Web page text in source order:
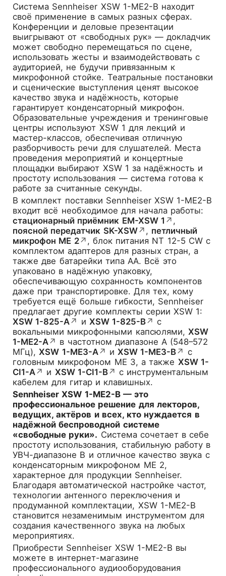
Система Sennheiser XSW 1-ME2-B находит
своё применение в самых разных сферах.
Конференции и деловые презентации
выигрывают от «свободных рук» — докладчик
может свободно перемещаться по сцене,
использовать жесты и взаимодействовать с
аудиторией, не будучи привязанным к
микрофонной стойке. Театральные постановки
и сценические выступления ценят высокое
качество звука и надёжность, которые
гарантирует конденсаторный микрофон.
Образовательные учреждения и тренинговые
центры используют XSW 1 для лекций и
мастер-классов, обеспечивая отличную
разборчивость речи для слушателей. Места
проведения мероприятий и концертные
площадки выбирают XSW 1 за надёжность и
простоту использования — система готова к
работе за считанные секунды.
В комплект поставки Sennheiser XSW 1-ME2-B
входит всё необходимое для начала работы:
стационарный приёмник EM-XSW 1 ↗ ,
поясной передатчик SK-XSW↗ , петличный
микрофон ME 2↗ , блок питания NT 12-5 CW с
комплектом адаптеров для разных стран, а
также две батарейки типа AA. Всё это
упаковано в надёжную упаковку,
обеспечивающую сохранность компонентов
даже при транспортировке. Для тех, кому
требуется ещё больше гибкости, Sennheiser
предлагает другие комплекты серии XSW 1:
XSW 1-825-A↗ и XSW 1-825-B↗ с
вокальными микрофонными капсюлями, XSW
1-ME2-A↗ в частотном диапазоне A (548–572
МГц), XSW 1-ME3-A↗ и XSW 1-ME3-B↗ с
головным микрофоном ME 3, а также XSW 1-
CI1-A↗ и XSW 1-CI1-B↗ с инструментальным
кабелем для гитар и клавишных.
Sennheiser XSW 1-ME2-B — это
профессиональное решение для лекторов,
ведущих, актёров и всех, кто нуждается в
надёжной беспроводной системе
«свободные руки». Система сочетает в себе
простоту использования, стабильную работу в
УВЧ-диапазоне B и отличное качество звука с
конденсаторным микрофоном ME 2,
характерное для продукции Sennheiser.
Благодаря автоматической настройке частот,
технологии антенного переключения и
продуманной комплектации, XSW 1-ME2-B
становится незаменимым инструментом для
создания качественного звука на любых
мероприятиях.
Приобрести Sennheiser XSW 1-ME2-B вы
можете в интернет-магазине
профессионального аудиооборудования